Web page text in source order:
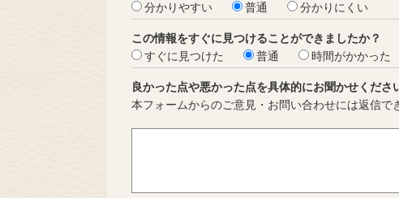
分かりやすい
普通 分かりにくい
この情報をすぐに見つけることができましたか？
すぐに見つけた
普通 時間がかかった
良かった点や悪かった点を具体的にお聞かせくださ
本フォームからのご意見・お問い合わせには返信で